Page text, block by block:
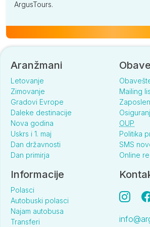
ArgusTours.
Aranžmani
Letovanje
Zimovanje
Gradovi Evrope
Daleke destinacije
Nova godina
Uskrs i 1. maj
Dan državnosti
Dan primirja
Mailing
OUP
Politika
SMS
Online
Informacije
Polasci
Autobuski polasci
Najam autobusa
Transferi